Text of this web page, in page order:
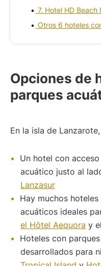
7. Hotel HD Beach
Otros 6 hoteles
Opciones de
parques
En la isla de
Un hotel con
acuático justo al
Lanzasur
Hay muchos
acuáticos ideales
el Hôtel Aequora y el
Hoteles con
desarrollados para